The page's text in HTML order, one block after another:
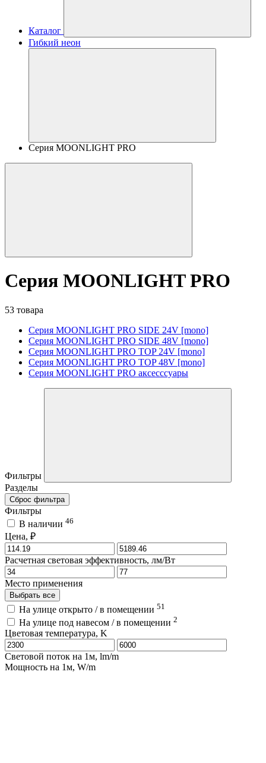
Каталог
Гибкий неон
Серия MOONLIGHT PRO
Серия MOONLIGHT PRO
53 товара
Серия MOONLIGHT PRO SIDE 24V [mono]
Серия MOONLIGHT PRO SIDE 48V [mono]
Серия MOONLIGHT PRO TOP 24V [mono]
Серия MOONLIGHT PRO TOP 48V [mono]
Серия MOONLIGHT PRO аксесссуары
Фильтры
Разделы
Сброс фильтра
Фильтры
В наличии 46
Цена, ₽
Расчетная световая эффективность, лм/Вт
Место применения
Выбрать все
На улице открыто / в помещении 51
На улице под навесом / в помещении 2
Цветовая температура, K
Световой поток на 1м, lm/m
Мощность на 1м, W/m